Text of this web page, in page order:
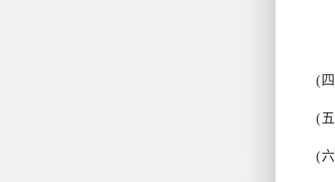
( 四
(五
(六